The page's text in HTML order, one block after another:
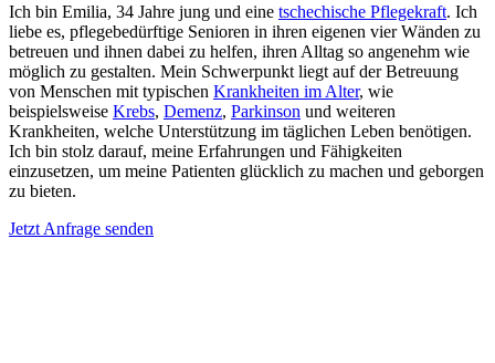
Ich bin Emilia, 34 Jahre jung und eine tschechische Pflegekraft. Ich
liebe es, pflegebedürftige Senioren in ihren eigenen vier Wänden zu
betreuen und ihnen dabei zu helfen, ihren Alltag so angenehm wie
möglich zu gestalten. Mein Schwerpunkt liegt auf der Betreuung
von Menschen mit typischen Krankheiten im Alter, wie
beispielsweise Krebs, Demenz, Parkinson und weiteren
Krankheiten, welche Unterstützung im täglichen Leben benötigen.
Ich bin stolz darauf, meine Erfahrungen und Fähigkeiten
einzusetzen, um meine Patienten glücklich zu machen und geborgen
zu bieten.
Jetzt Anfrage senden